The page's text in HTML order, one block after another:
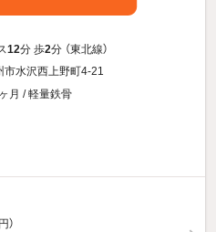
12分 歩2分 （東北線）
市水沢西上野町4-21
月 / 軽量鉄骨
）